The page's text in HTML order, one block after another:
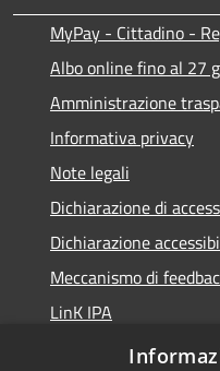
MyPay - Cittadino -
Albo online fino al 27
Amministrazione
Informativa privacy
Note legali
Dichiarazione di
Dichiarazione
Meccanismo di
LinK IPA
Social media policy